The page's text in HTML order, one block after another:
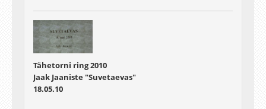
Tähetorni ring 2010
Jaak Jaaniste "Suvetaevas"
18.05.10